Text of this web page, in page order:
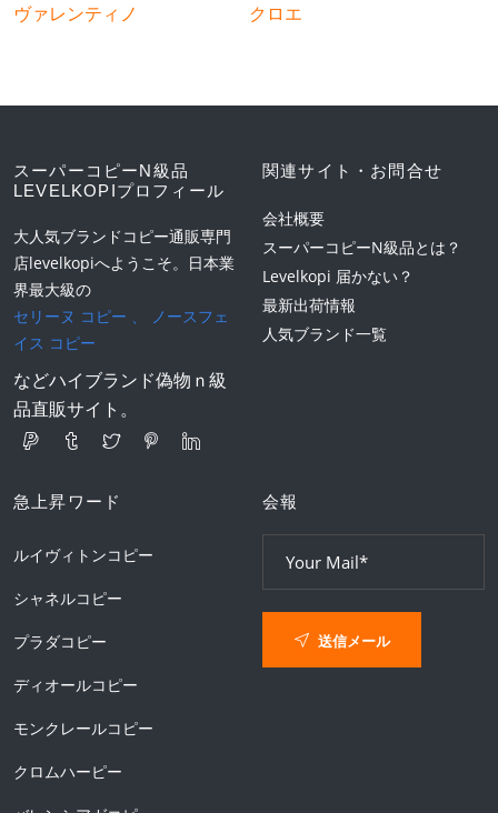
ヴァレンティノ クロエ
スーパーコピーN級品
LEVELKOPIプロフィール
大人気ブランドコピー通販専門
店levelkopiへようこそ。日本業
界最大級の
セリーヌ コピー
ノースフェ
イス コピー
などハイブランド偽物ｎ級
品直販サイト。
関連サイト・お問合せ
会社概要
スーパーコピーN級品とは？
Levelkopi 届かない？
最新出荷情報
人気ブランド一覧
急上昇ワード
ルイヴィトンコピー
シャネルコピー
プラダコピー
ディオールコピー
モンクレールコピー
クロムハーピー
会報
送信メール